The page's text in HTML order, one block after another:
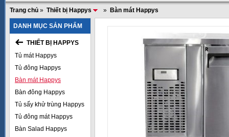
Trang chủ » Thiết bị Happys » Bàn mát Happys
DANH MỤC SẢN PHẨM
THIẾT BỊ HAPPYS
Tủ mát Happys
Tủ đông Happys
Bàn mát Happys
Bàn đông Happys
Tủ sấy khử trùng Happys
Tủ đông mát Happys
Bàn Salad Happys